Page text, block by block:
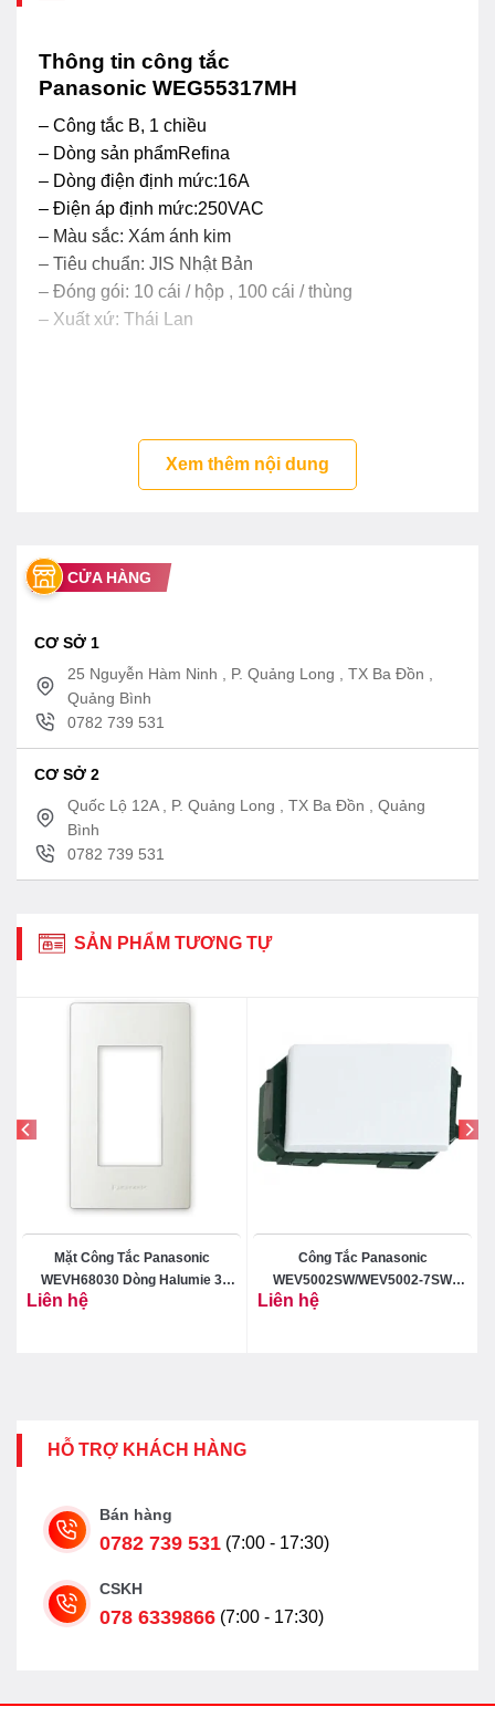
Thông tin công tắc
Panasonic WEG55317MH
– Công tắc B, 1 chiều
– Dòng sản phẩmRefina
– Dòng điện định mức:16A
– Điện áp định mức:250VAC
– Màu sắc: Xám ánh kim
– Tiêu chuẩn: JIS Nhật Bản
– Đóng gói: 10 cái / hộp , 100 cái / thùng
– Xuất xứ: Thái Lan
Xem thêm nội dung
CỬA HÀNG
CƠ SỞ 1
25 Nguyễn Hàm Ninh , P. Quảng Long , TX Ba Đồn ,
Quảng Bình
0782 739 531
CƠ SỞ 2
Quốc Lộ 12A , P. Quảng Long , TX Ba Đồn , Quảng
Bình
0782 739 531
SẢN PHẨM TƯƠNG TỰ
Mặt Công Tắc Panasonic
WEVH68030 Dòng Halumie 3
Liên hệ
Công Tắc Panasonic
WEV5002SW/WEV5002-7SW
Dòng Wide 2 Chiều
Liên hệ
HỖ TRỢ KHÁCH HÀNG
Bán hàng
0782 739 531 (7:00 - 17:30)
CSKH
078 6339866 (7:00 - 17:30)